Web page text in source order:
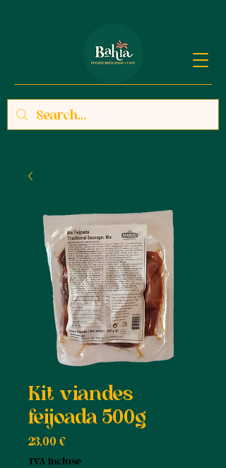
Kit viandes
feijoada 500g
23,00 €Prix
TVA Incluse